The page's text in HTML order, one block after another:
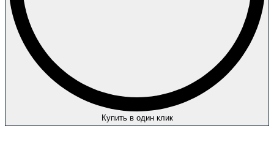
Купить в один клик